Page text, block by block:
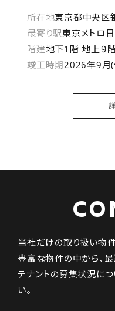
所在地東京都中央区
最寄り駅東京メトロ
階建地下1階 地上９
竣工時期2026年9月
当社だけの取り扱い物件
豊富な物件の中から、
テナントの募集状況に
い。